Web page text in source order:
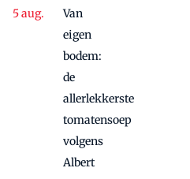
Van
eigen
bodem:
de
allerlekkerste
tomatensoep
volgens
Albert